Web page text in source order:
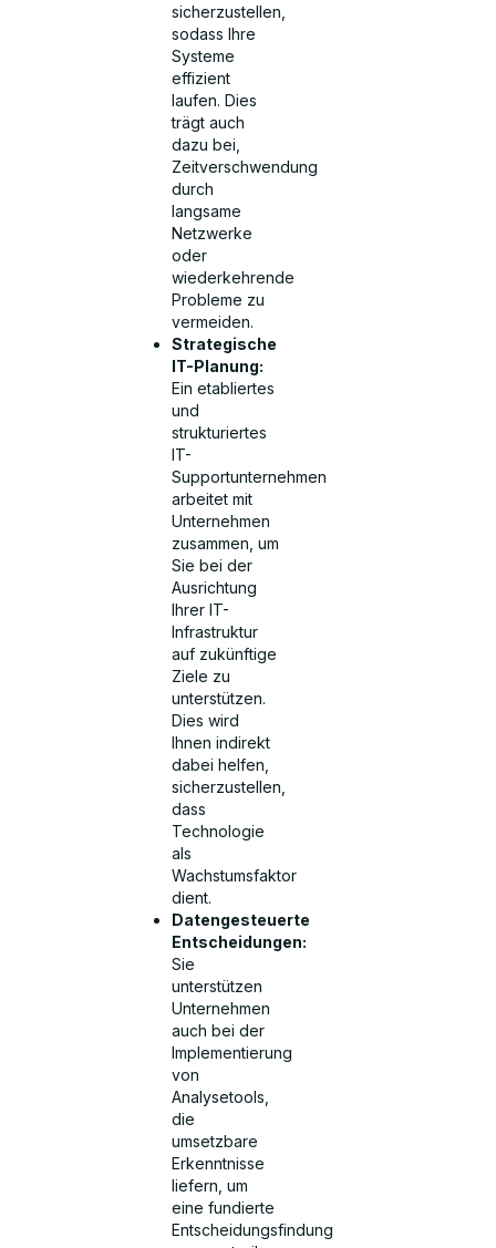
sicherzustellen,
sodass Ihre
Systeme
effizient
laufen. Dies
trägt auch
dazu bei,
Zeitverschwendung
durch
langsame
Netzwerke
oder
wiederkehrende
Probleme zu
vermeiden.
Strategische
IT-Planung:
Ein etabliertes
und
strukturiertes
IT-
Supportunternehmen
arbeitet mit
Unternehmen
zusammen, um
Sie bei der
Ausrichtung
Ihrer IT-
Infrastruktur
auf zukünftige
Ziele zu
unterstützen.
Dies wird
Ihnen indirekt
dabei helfen,
sicherzustellen,
dass
Technologie
als
Wachstumsfaktor
dient.
Datengesteuerte
Entscheidungen:
Sie
unterstützen
Unternehmen
auch bei der
Implementierung
von
Analysetools,
die
umsetzbare
Erkenntnisse
liefern, um
eine fundierte
Entscheidungsfindung